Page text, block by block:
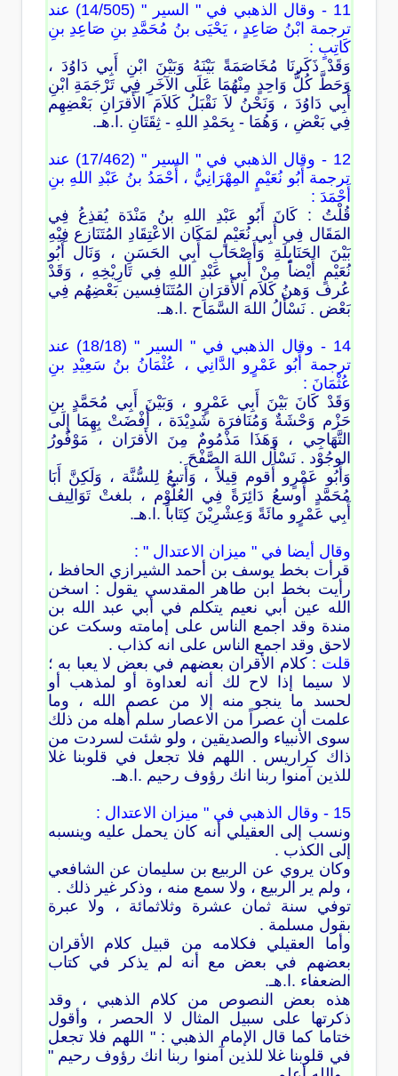
11 - وقال الذهبي في " السير " (14/505) عند
ترجمة ابْنُ صَاعِدٍ ، يَحْيَى بنُ مُحَمَّدِ بنِ صَاعِدِ بنِ
كَاتِبٍ :
وَقَدْ ذَكَرنَا مُخَاصَمَةً بَيْنَهُ وَبَيْنَ ابْنِ أَبِي دَاوُدَ ،
وَحَطَّ كُلُّ وَاحِدٍ مِنْهُمَا عَلَى الآخَرِ فِي تَرْجَمَةِ ابْنِ
أَبِي دَاوُدَ ، وَنَحْنُ لاَ نَقْبَلُ كَلاَمَ الأَقرَانِ بَعْضِهِم
فِي بَعْضِ ، وَهُمَا - بِحَمْدِ اللهِ - ثِقَتَانِ .ا.هـ.
12 - وقال الذهبي في " السير " (17/462) عند
ترجمة أَبُو نُعَيْمٍ المِهْرَانِيُّ ، أَحْمَدُ بنُ عَبْدِ اللهِ بنِ
أَحْمَدَ :
قُلْتُ : كَانَ أَبُو عَبْدِ اللهِ بنُ مَنْدَة يُقذِعُ فِي
المَقَال فِي أَبِي نُعَيْمٍ لمَكَان الاعْتِقَادِ المُتَنَازع فِيْهِ
بَيْنَ الحَنَابِلَةِ وَأَصْحَابِ أَبِي الحَسَنِ ، وَنَال أَبُو
نُعَيْمٍ أَيْضاً مِنْ أَبِي عَبْدِ اللهِ فِي تَارِيْخِهِ ، وَقَدْ
عُرف وَهنُ كَلاَم الأَقرَانِ المُتَنَافِسين بَعْضِهُم فِي
بَعْض . نَسْأَلُ اللهَ السَّمَاح .ا.هـ.
14 - وقال الذهبي في " السير " (18/18) عند
ترجمة أَبُو عَمْرٍو الدَّانِي ، عُثْمَانُ بنُ سَعِيْدِ بنِ
عُثْمَانَ :
وَقَدْ كَانَ بَيْنَ أَبِي عَمْرٍو ، وَبَيْنَ أَبِي مُحَمَّدٍ بنِ
حَزْم وَحْشَةٌ وَمُنَافرَة شَدِيْدَة ، أَفْضَتْ بِهِمَا إِلَى
التَّهَاجِي ، وَهَذَا مَذْمُومٌ مِنَ الأَقرَان ، مَوْفُورُ
الوجُوْد . نَسْأَل اللهَ الصَّفْحَ .
وَأَبُو عَمْرٍو أَقوم قِيلاً ، وَأَتبعُ لِلسُّنَّة ، وَلَكِنَّ أَبَا
مُحَمَّدٍ أَوسعُ دَائِرَةً فِي العُلُوْم ، بلغتْ تَوَالِيف
أَبِي عَمْرٍو مائَةً وَعِشْرِيْنَ كِتَاباً .ا.هـ.
وقال أيضا في " ميزان الاعتدال " :
قرأت بخط يوسف بن أحمد الشيرازي الحافظ ،
رأيت بخط ابن طاهر المقدسي يقول : اسخن
الله عين أبي نعيم يتكلم في أبي عبد الله بن
مندة وقد اجمع الناس على إمامته وسكت عن
لاحق وقد اجمع الناس على انه كذاب .
قلت : كلام الأقران بعضهم في بعض لا يعبا به ؛
لا سيما إذا لاح لك أنه لعداوة أو لمذهب أو
لحسد ما ينجو منه إلا من عصم الله ، وما
علمت أن عصراً من الاعصار سلم أهله من ذلك
سوى الأنبياء والصديقين ، ولو شئت لسردت من
ذاك كراريس . اللهم فلا تجعل في قلوبنا غلا
للذين آمنوا ربنا انك رؤوف رحيم .ا.هـ.
15 - وقال الذهبي في " ميزان الاعتدال :
ونسب إلى العقيلي أنه كان يحمل عليه وينسبه
إلى الكذب .
وكان يروي عن الربيع بن سليمان عن الشافعي
، ولم ير الربيع ، ولا سمع منه ، وذكر غير ذلك .
توفي سنة ثمان عشرة وثلاثمائة ، ولا عبرة
بقول مسلمة .
وأما العقيلي فكلامه من قبيل كلام الأقران
بعضهم في بعض مع أنه لم يذكر في كتاب
الضعفاء .ا.هـ.
هذه بعض النصوص من كلام الذهبي ، وقد
ذكرتها على سبيل المثال لا الحصر ، وأقول
ختاما كما قال الإمام الذهبي : " اللهم فلا تجعل
في قلوبنا غلا للذين آمنوا ربنا انك رؤوف رحيم "